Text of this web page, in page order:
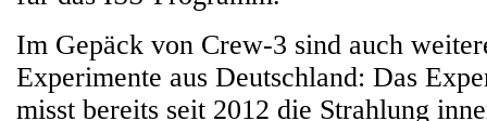
Im Gepäck von Crew-3 sind auch
Experimente aus Deutschland: Das
misst bereits seit 2012 die Strahlung